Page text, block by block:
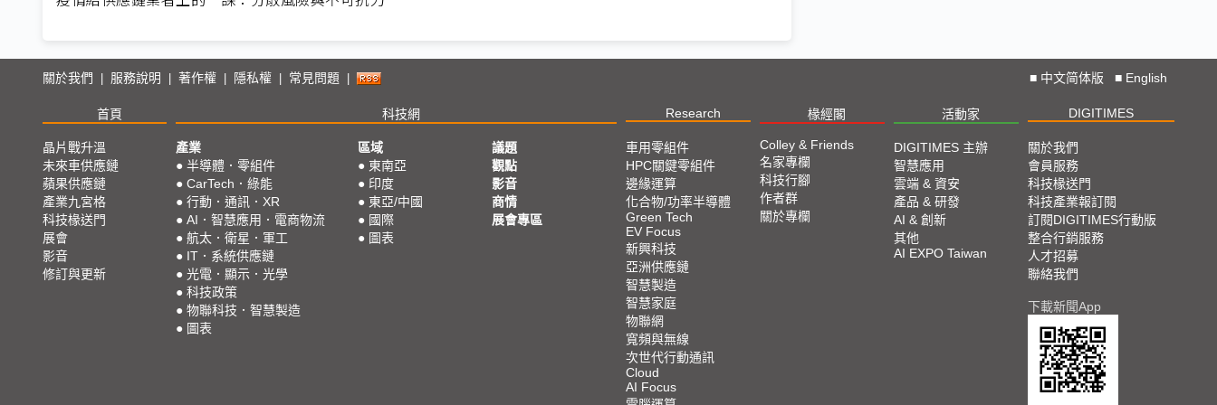
關於我們 服務說明 著作權 隱私權 常見問題 ■ 中文简体版 ■ English
首頁 科技網 Research 椽經閣 活動家 DIGITIMES
晶片戰升溫
未來車供應鏈
蘋果供應鏈
產業九宮格
科技椽送門
展會
影音
修訂與更新
產業
● 半導體．零組件
● CarTech．綠能
● 行動．通訊．XR
● AI．智慧應用．電商物流
● 航太．衛星．軍工
● IT．系統供應鏈
● 光電．顯示．光學
● 科技政策
● 物聯科技．智慧製造
● 圖表
區域
● 東南亞
● 印度
● 東亞/中國
● 國際
● 圖表
議題
觀點
影音
商情
展會專區
車用零組件
HPC關鍵零組件
邊緣運算
化合物/功率半導體
Green Tech
EV Focus
新興科技
亞洲供應鏈
智慧製造
智慧家庭
物聯網
寬頻與無線
次世代行動通訊
Cloud
AI Focus
Colley & Friends
名家專欄
科技行腳
作者群
關於專欄
DIGITIMES 主辦
智慧應用
雲端 & 資安
產品 & 研發
AI & 創新
其他
AI EXPO Taiwan
關於我們
會員服務
科技椽送門
科技產業報訂閱
訂閱DIGITIMES行動版
整合行銷服務
人才招募
聯絡我們
下載新聞App